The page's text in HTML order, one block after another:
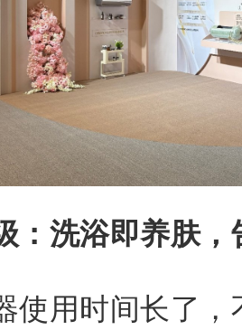
：洗浴即养肤，
用时间长了，